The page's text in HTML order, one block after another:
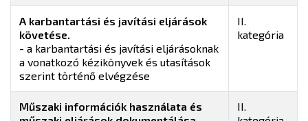
A karbantartási és javítási eljárások
követése.
- a karbantartási és javítási eljárásoknak
a vonatkozó kézikönyvek és utasítások
szerint történő elvégzése
II.
kategória
Műszaki információk használata és
II.